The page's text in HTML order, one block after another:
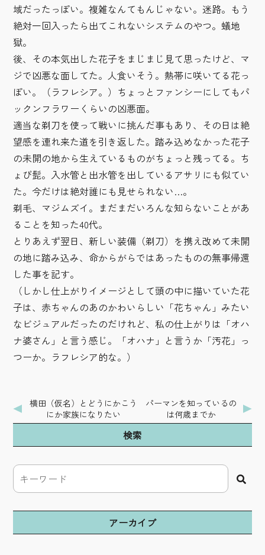
域だったっぽい。複雑なんてもんじゃない。迷路。もう
絶対一回入ったら出てこれないシステムのやつ。蟻地
獄。
後、その本気出した花子をまじまじ見て思ったけど、マ
ジで凶悪な面してた。人食いそう。熱帯に咲いてる花っ
ぽい。（ラフレシア。）ちょっとファンシーにしてもパ
ックンフラワーくらいの凶悪面。
適当な剃刀を使って戦いに挑んだ事もあり、その日は絶
望感を連れ来た道を引き返した。踏み込めなかった花子
の未開の地から生えているものがちょっと残ってる。ち
ょび髭。入水管と出水管を出しているアサリにも似てい
た。今だけは絶対誰にも見せられない…。
剃毛、マジムズイ。まだまだいろんな知らないことがあ
ることを知った40代。
とりあえず翌日、新しい装備（剃刀）を携え改めて未開
の地に踏み込み、命からがらではあったものの無事帰還
した事を記す。
（しかし仕上がりイメージとして頭の中に描いていた花
子は、赤ちゃんのあのかわいらしい「花ちゃん」みたい
なビジュアルだったのだけれど、私の仕上がりは「オハ
ナ婆さん」と言う感じ。「オハナ」と言うか「汚花」っ
つーか。ラフレシア的な。）
横田（仮名）とどうにかこう
にか家族になりたい
パーマンを知っているの
は何歳までか
検索
アーカイブ